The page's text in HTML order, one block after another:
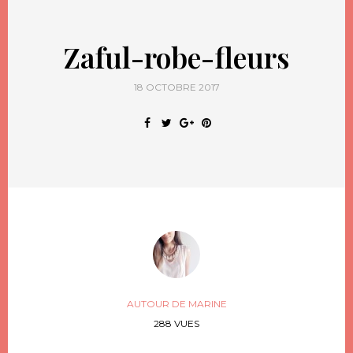
Zaful-robe-fleurs
18 OCTOBRE 2017
AUTOUR DE MARINE
288 VUES